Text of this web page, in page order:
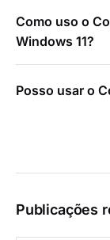
Como uso o
Windows 11?
Posso usar o
Publicações